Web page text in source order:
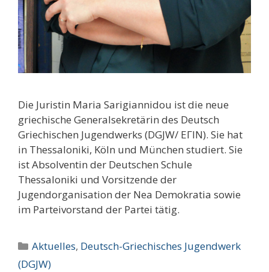
Die Juristin Maria Sarigiannidou ist die neue
griechische Generalsekretärin des Deutsch
Griechischen Jugendwerks (DGJW/ ΕΓΙΝ). Sie hat
in Thessaloniki, Köln und München studiert. Sie
ist Absolventin der Deutschen Schule
Thessaloniki und Vorsitzende der
Jugendorganisation der Nea Demokratia sowie
im Parteivorstand der Partei tätig.
Kategorien
Aktuelles, Deutsch-Griechisches Jugendwerk
(DGJW)